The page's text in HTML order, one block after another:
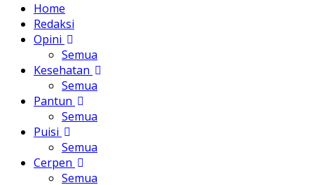
Home
Redaksi
Opini
Semua
Kesehatan
Semua
Pantun
Semua
Puisi
Semua
Cerpen
Semua